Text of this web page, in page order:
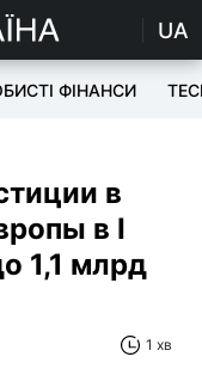
UA
ФІНАНСИ
в
в I
1,1 млрд
1 хв